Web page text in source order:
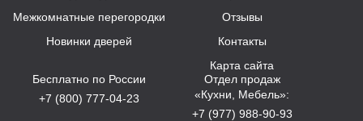
Межкомнатные перегородки
Новинки дверей
Отзывы
Контакты
Карта сайта
Бесплатно по России
+7 (800) 777-04-23
Отдел продаж
«Кухни, Мебель»:
+7 (977) 988-90-93